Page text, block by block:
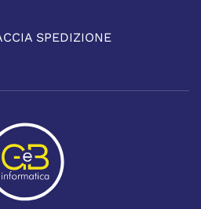
SPEDIZIONE